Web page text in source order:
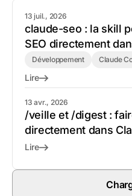
13 juil., 2026
claude-seo : la skill
SEO directement
Développement Claude
Lire
13 avr., 2026
/veille et /digest :
directement dans
Lire